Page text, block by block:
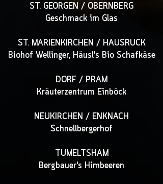
ST. GEORGEN / OBERNBERG
Geschmack im Glas
ST. MARIENKIRCHEN / HAUSRUCK
Biohof Wellinger, Häusl's Bio Schafkäse
DORF / PRAM
Kräuterzentrum Einböck
NEUKIRCHEN / ENKNACH
Schnellbergerhof
TUMELTSHAM
Bergbauer's Himbeeren